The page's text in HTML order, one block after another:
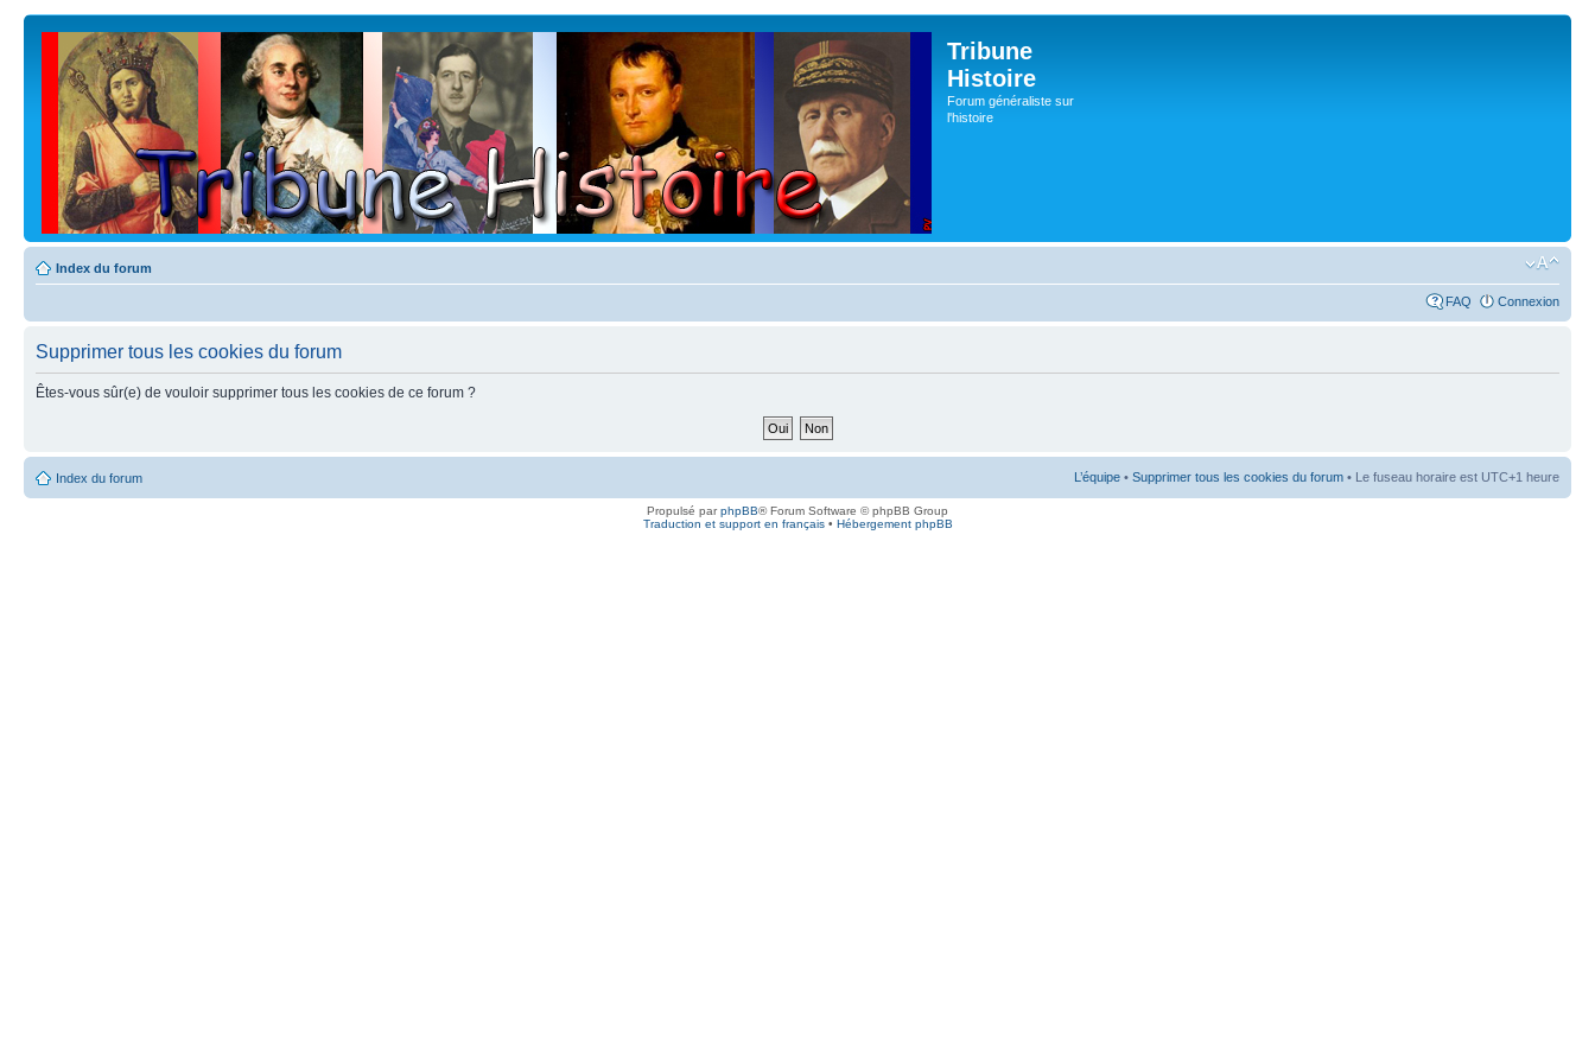
Tribune
Histoire
Forum généraliste sur
l'histoire
Index du forum
FAQ Connexion
Supprimer tous les cookies du forum
Êtes-vous sûr(e) de vouloir supprimer tous les cookies de ce forum ?
Index du forum L’équipe • Supprimer tous les cookies du forum • Le fuseau horaire est UTC+1 heure
Propulsé parphpBB® Forum Software © phpBB Group
Traduction et support en français• Hébergement phpBB